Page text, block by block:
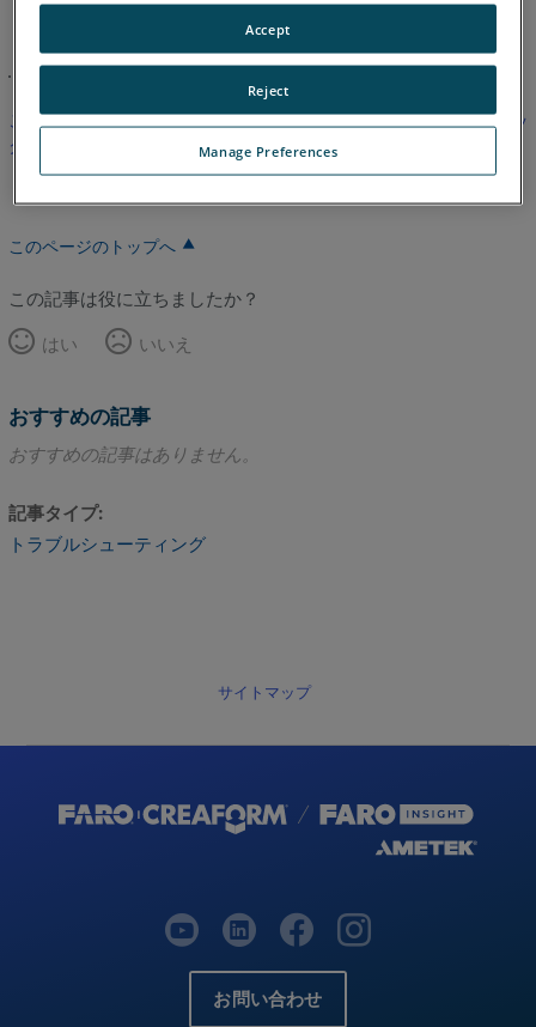
この記事は翻訳されていません。英語版を見るにはここをクリッ
クしてください。
このページのトップへ
この記事は役に立ちましたか？
はい
いいえ
おすすめの記事
おすすめの記事はありません。
記事タイプ
トラブルシューティング
サイトマップ
お問い合わせ
Manage Preferences
Reject
Accept